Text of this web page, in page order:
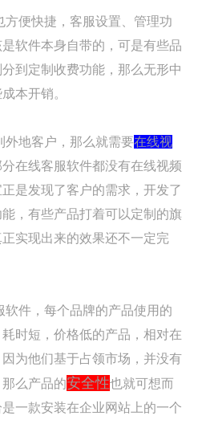
便快捷，客服设置、管理功
软件本身自带的，可是有些品
到定制收费功能，那么无形中
本开销。
外地客户，那么就需要在线视
在线客服软件都没有在线视频
是发现了客户的需求，开发了
，有些产品打着可以定制的旗
实现出来的效果还不一定完
件，每个品牌的产品使用的
时短，价格低的产品，相对在
为他们基于占领市场，并没有
么产品的安全性也就可想而
一款安装在企业网站上的一个